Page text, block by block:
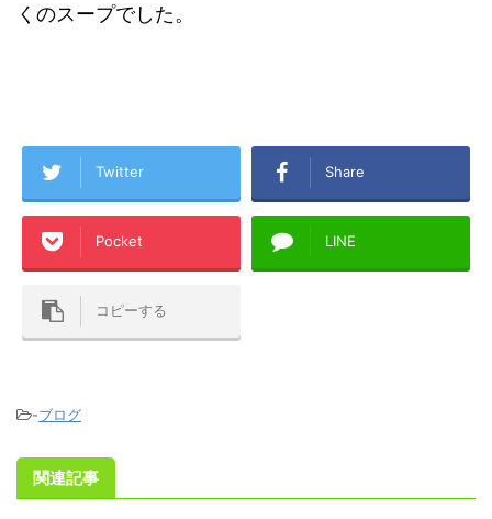
くのスープでした。
Twitter Share
Pocket LINE
コピーする
-ブログ
関連記事